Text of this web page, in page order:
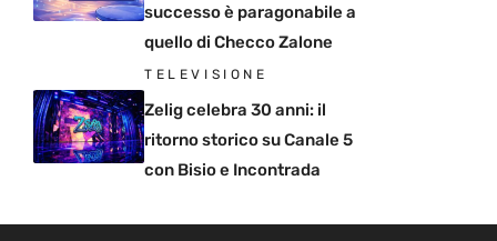
successo è paragonabile a
quello di Checco Zalone
TELEVISIONE
Zelig celebra 30 anni: il
ritorno storico su Canale 5
con Bisio e Incontrada